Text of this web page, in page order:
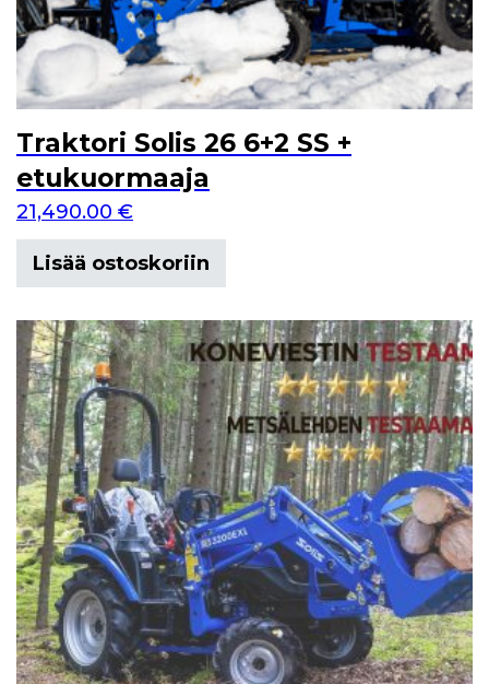
Traktori Solis 26 6+2 SS +
etukuormaaja
21,490.00 €
Lisää ostoskoriin